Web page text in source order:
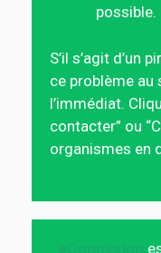
possible.
S’il s’agit d’un
ce problème au
l’immédiat.
contacter” ou
organismes en